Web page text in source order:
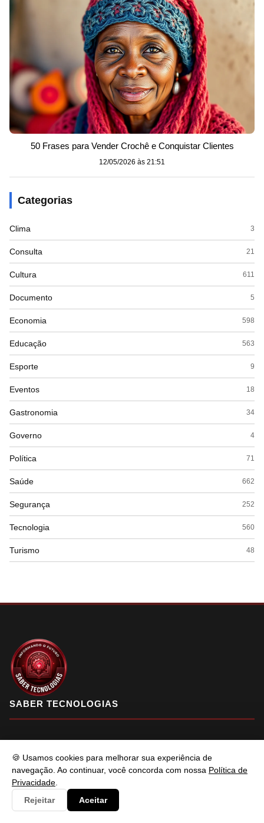
🍪 Usamos cookies para melhorar sua experiência de
navegação. Ao continuar, você concorda com nossa Política de
Privacidade
Rejeitar
Aceitar
50 Frases para Vender Crochê e Conquistar Clientes
12/05/2026 às 21:51
Categorias
Clima 3
Consulta 21
Cultura 611
Documento 5
Economia 598
Educação 563
Esporte 9
Eventos 18
Gastronomia 34
Governo 4
Política 71
Saúde 662
Segurança 252
Tecnologia 560
Turismo 48
SABER TECNOLOGIAS
em informar e resolver os problemas do usuários de maneira
eficaz. Fique à vontade para entrar em contato.
X in YT